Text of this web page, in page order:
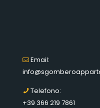
Email:
Telefono:
+39 366 219 7861